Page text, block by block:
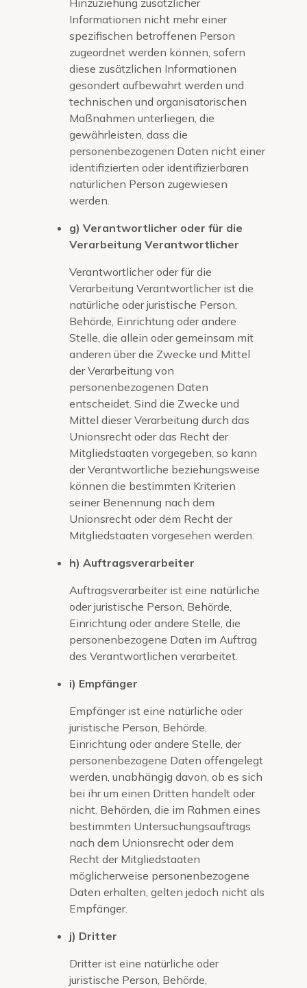
Informationen nicht mehr einer
spezifischen betroffenen Person
zugeordnet werden können, sofern
diese zusätzlichen Informationen
gesondert aufbewahrt werden und
technischen und organisatorischen
Maßnahmen unterliegen, die
gewährleisten, dass die
personenbezogenen Daten nicht einer
identifizierten oder identifizierbaren
natürlichen Person zugewiesen
werden.
g) Verantwortlicher oder für die
Verarbeitung Verantwortlicher
Verantwortlicher oder für die
Verarbeitung Verantwortlicher ist die
natürliche oder juristische Person,
Behörde, Einrichtung oder andere
Stelle, die allein oder gemeinsam mit
anderen über die Zwecke und Mittel
der Verarbeitung von
personenbezogenen Daten
entscheidet. Sind die Zwecke und
Mittel dieser Verarbeitung durch das
Unionsrecht oder das Recht der
Mitgliedstaaten vorgegeben, so kann
der Verantwortliche beziehungsweise
können die bestimmten Kriterien
seiner Benennung nach dem
Unionsrecht oder dem Recht der
Mitgliedstaaten vorgesehen werden.
h) Auftragsverarbeiter
Auftragsverarbeiter ist eine natürliche
oder juristische Person, Behörde,
Einrichtung oder andere Stelle, die
personenbezogene Daten im Auftrag
des Verantwortlichen verarbeitet.
i) Empfänger
Empfänger ist eine natürliche oder
juristische Person, Behörde,
Einrichtung oder andere Stelle, der
personenbezogene Daten offengelegt
werden, unabhängig davon, ob es sich
bei ihr um einen Dritten handelt oder
nicht. Behörden, die im Rahmen eines
bestimmten Untersuchungsauftrags
nach dem Unionsrecht oder dem
Recht der Mitgliedstaaten
möglicherweise personenbezogene
Daten erhalten, gelten jedoch nicht als
Empfänger.
j) Dritter
Dritter ist eine natürliche oder
juristische Person, Behörde,